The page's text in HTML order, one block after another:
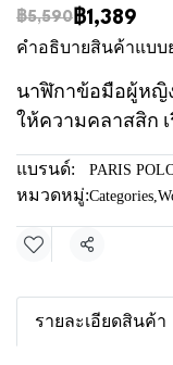
฿5,590 ฿1,389
คำอธิบายสินค้าแบบ
นาฬิกาข้อมือผู้หญิ
ให้ความคลาสสิก
แบรนด์: PARIS
หมวดหมู่:Categories,
แชร์
รายละเอียดสินค้า